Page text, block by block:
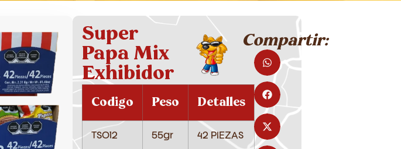
Super
Papa Mix
Exhibidor
Codigo Peso Detalles
TS012 55gr 42 PIEZAS
Compartir: